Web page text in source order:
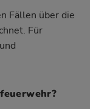
Fällen über die
Für